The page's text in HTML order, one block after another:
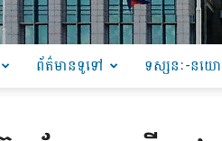
ព័ត៌មានទូទៅ ទស្សនៈ-នយ